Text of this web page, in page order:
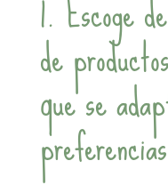
de
que se
preferencias